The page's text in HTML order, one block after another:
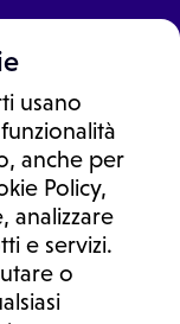
usano
anche per
Policy,
analizzare
e servizi.
o
un consulto medico.
un consulto, una
devono considerare
la formulazione di
o l'assunzione o
un medico di